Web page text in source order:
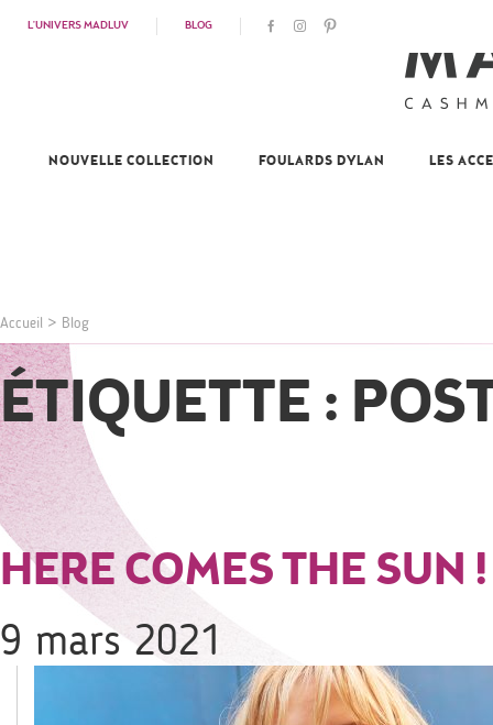
L'UNIVERS MADLUV BLOG
NOUVELLE COLLECTION FOULARDS DYLAN LES
Accueil > Blog
ÉTIQUETTE :
HERE COMES THE SUN !
9 mars 2021